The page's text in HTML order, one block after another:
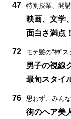
47 特別授業、開講
映画、文学
面白さ満点
72 モテ髪の“神”
男子の視線
最旬スタイ
76 思わず、みん
街のヘア美